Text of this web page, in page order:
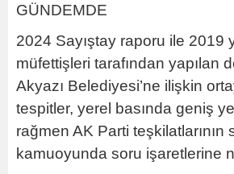
GÜNDEMDE
2024 Sayıştay raporu ile 2019
müfettişleri tarafından yapılan
Akyazı Belediyesi’ne ilişkin
tespitler, yerel basında geniş
rağmen AK Parti teşkilatlarının
kamuoyunda soru işaretlerine